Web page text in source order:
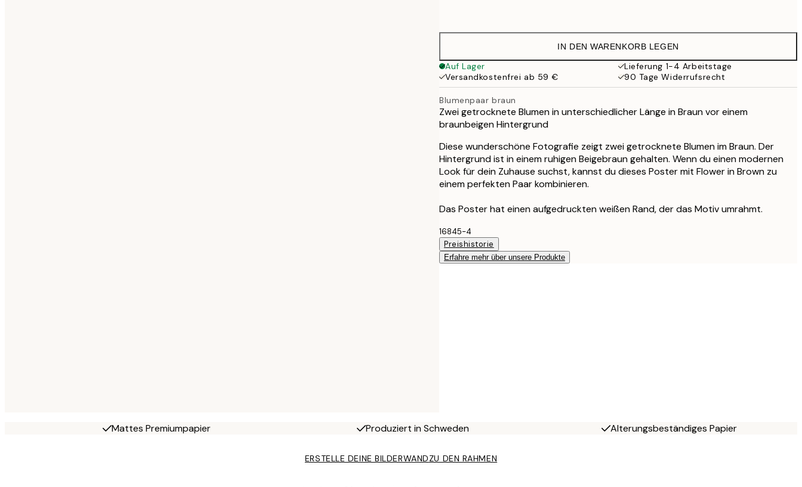
21,95 €
35,95 €
IN DEN WARENKORB LEGEN
Auf Lager
Lieferung 1-4 Arbeitstage
Versandkostenfrei ab 59 €
90 Tage Widerrufsrecht
Blumenpaar braun
Zwei getrocknete Blumen in unterschiedlicher Länge in Braun vor einem
braunbeigen Hintergrund
Diese wunderschöne Fotografie zeigt zwei getrocknete Blumen im Braun. Der
Hintergrund ist in einem ruhigen Beigebraun gehalten. Wenn du einen modernen
Look für dein Zuhause suchst, kannst du dieses Poster mit Flower in Brown zu
einem perfekten Paar kombinieren.
Das Poster hat einen aufgedruckten weißen Rand, der das Motiv umrahmt.
16845-4
Preishistorie
Erfahre mehr über unsere Produkte
Mattes Premiumpapier Produziert in Schweden Alterungsbeständiges Papier
ERSTELLE DEINE BILDERWANDZU DEN RAHMEN